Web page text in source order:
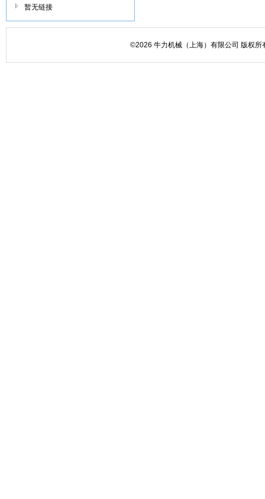
暂无链接
©2026 牛力机械（上海）有限公司 版权